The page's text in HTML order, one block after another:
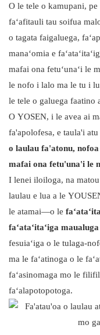
O le tele o kamupani, pe
faʻafitauli tau soifua
o tagata faigaluega,
manaʻomia e
mafai ona fetuʻunaʻi le
le nofo i lalo ma le tu i
le tele o galuega faatino
O YOSEN, i le avea ai
fa'apolofesa, e taula'i
o laulau fa'atonu,
mafai ona fetu'una'i le
I lenei iloiloga, na
laulau e lua a le
le atamai—o le
faʻataʻitaʻiga
fesuiaʻiga o le tulaga-
ma le faʻatinoga o le
faʻasinomaga mo le
faʻalapotopotoga.